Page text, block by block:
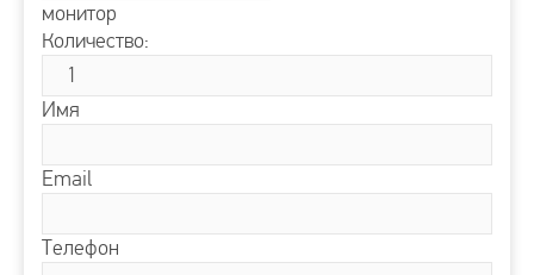
монитор
Количество:
Имя
Email
Телефон